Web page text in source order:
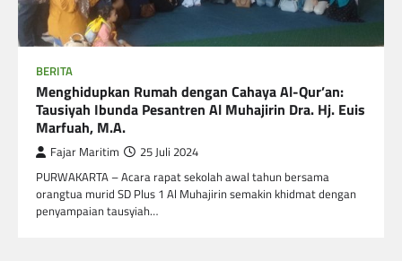
BERITA
Menghidupkan Rumah dengan Cahaya Al-Qur’an:
Tausiyah Ibunda Pesantren Al Muhajirin Dra. Hj. Euis
Marfuah, M.A.
Fajar Maritim 25 Juli 2024
PURWAKARTA – Acara rapat sekolah awal tahun bersama
orangtua murid SD Plus 1 Al Muhajirin semakin khidmat dengan
penyampaian tausyiah…